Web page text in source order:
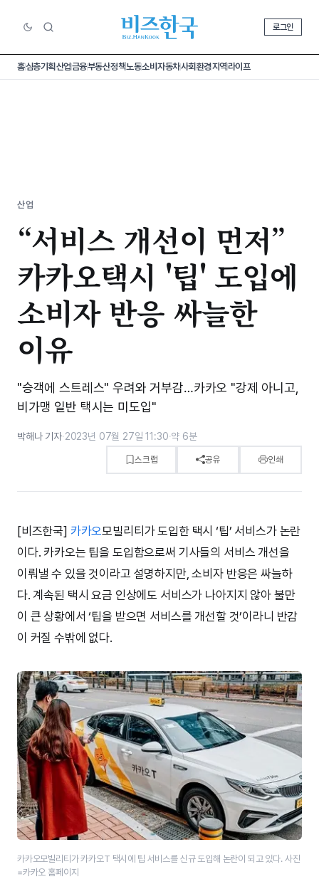
로그인
홈심층기획산업금융부동산정책노동소비 자동차사회환경지역라이프
산업
“서비스 개선이 먼저”
카카오택시 '팁' 도입에
소비자 반응 싸늘한
이유
"승객에 스트레스" 우려와 거부감…카카오 "강제 아니고,
비가맹 일반 택시는 미도입"
박해나 기자·2023년 07월 27일 11:30·약 6분
스크랩 공유 인쇄
[비즈한국] 카카오모빌리티가 도입한 택시 ‘팁’ 서비스가 논란
이다. 카카오는 팁을 도입함으로써 기사들의 서비스 개선을
이뤄낼 수 있을 것이라고 설명하지만, 소비자 반응은 싸늘하
다. 계속된 택시 요금 인상에도 서비스가 나아지지 않아 불만
이 큰 상황에서 ‘팁을 받으면 서비스를 개선할 것’이라니 반감
이 커질 수밖에 없다.
카카오모빌리티가 카카오T 택시에 팁 서비스를 신규 도입해 논란이 되고 있다. 사진
=카카오 홈페이지